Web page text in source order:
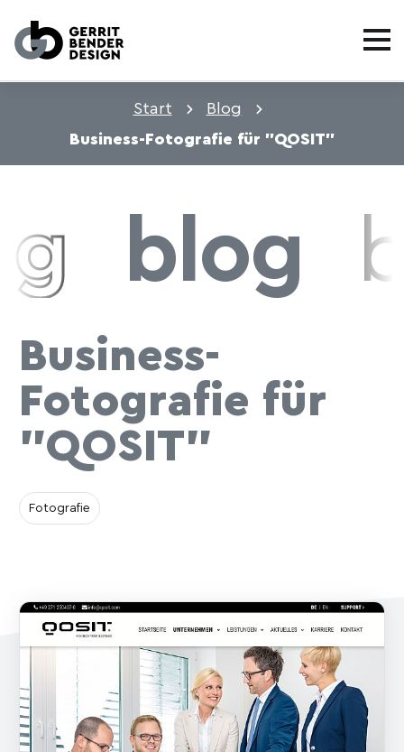
Start
Blog
Business-Fotografie für "QOSIT"
blog
Business-
Fotografie für
"QOSIT"
Fotografie